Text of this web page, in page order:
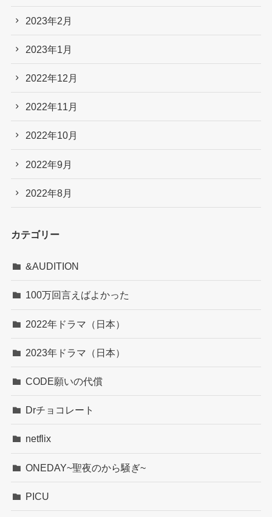
2023年2月
2023年1月
2022年12月
2022年11月
2022年10月
2022年9月
2022年8月
カテゴリー
&AUDITION
100万回言えばよかった
2022年ドラマ（日本）
2023年ドラマ（日本）
CODE願いの代償
Drチョコレート
netflix
ONEDAY~聖夜のから騒ぎ~
PICU